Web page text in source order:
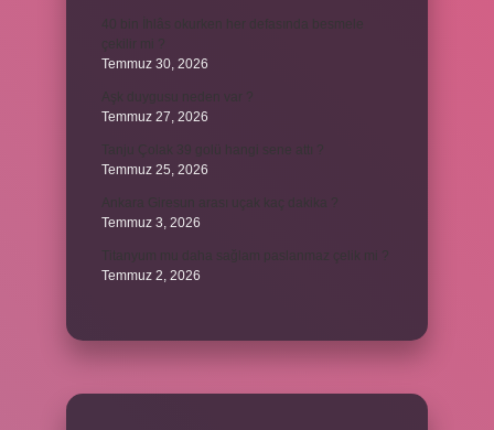
40 bin İhlâs okurken her defasında besmele
Temmuz 30, 2026
Temmuz 27, 2026
Temmuz 25, 2026
Temmuz 3, 2026
Titanyum mu daha sağlam paslanmaz çelik mi ?
Temmuz 2, 2026